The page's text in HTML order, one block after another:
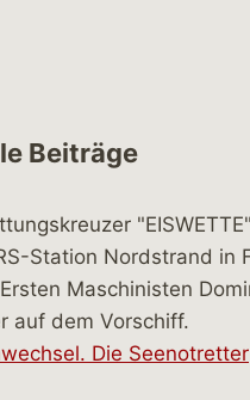
Beiträge
Die Seenotretter